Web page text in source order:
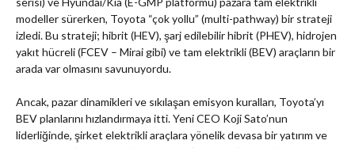
modeller sürerken, Toyota “çok yollu” (multi-pathway) bir strateji
izledi. Bu strateji; hibrit (HEV), şarj edilebilir hibrit (PHEV), hidrojen
yakıt hücreli (FCEV – Mirai gibi) ve tam elektrikli (BEV) araçların bir
arada var olmasını savunuyordu.
Ancak, pazar dinamikleri ve sıkılaşan emisyon kuralları, Toyota’yı
BEV planlarını hızlandırmaya itti. Yeni CEO Koji Sato’nun
liderliğinde, şirket elektrikli araçlara yönelik devasa bir yatırım ve